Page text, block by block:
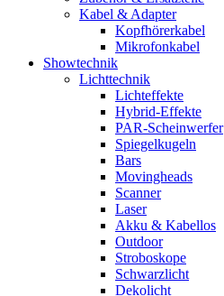
Kabel & Adapter
Kopfhörerkabel
Mikrofonkabel
Showtechnik
Lichttechnik
Lichteffekte
Hybrid-Effekte
PAR-Scheinwerfer
Spiegelkugeln
Bars
Movingheads
Scanner
Laser
Akku & Kabellos
Outdoor
Stroboskope
Schwarzlicht
Dekolicht